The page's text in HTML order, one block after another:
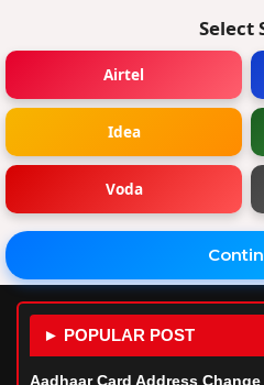
Select
Airtel
Idea
Voda
► POPULAR POST
Aadhaar Card Address Change